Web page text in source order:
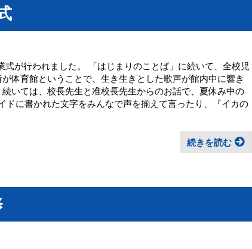
が行われました。 「はじまりのことば」に続いて、全校児
体育館ということで、生き生きとした歌声が館内中に響き
いては、校長先生と准校長先生からのお話で、夏休み中の
ドに書かれた文字をみんなで声を揃えて言ったり、『イカの
続きを読む